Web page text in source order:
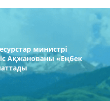
министрі
Ақжанованы «Еңбек